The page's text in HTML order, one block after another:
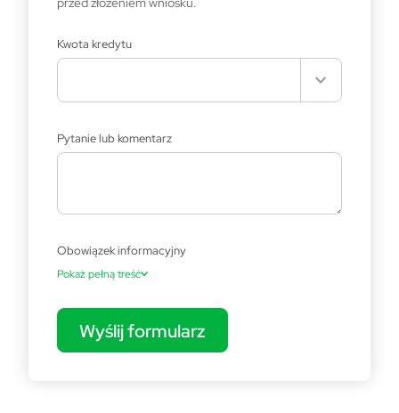
Kwota kredytu
Pytanie lub komentarz
Obowiązek informacyjny
Pokaż pełną treść
Wyślij formularz